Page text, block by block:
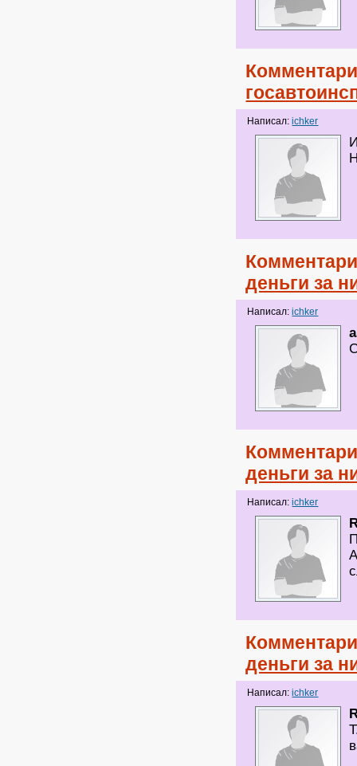
Написал:ichker
деньги за
Написал:ichker
деньги за
Написал:ichker
деньги за
Написал:ichker